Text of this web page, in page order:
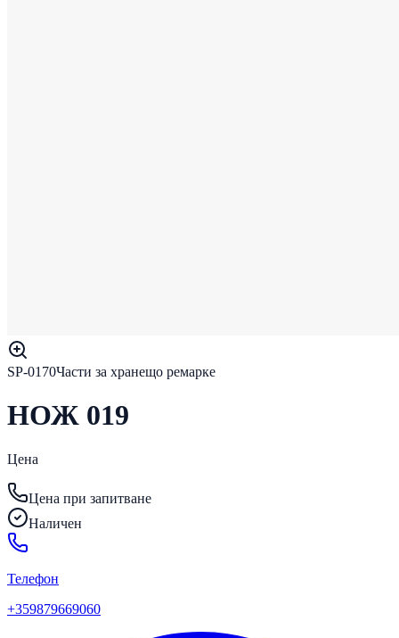
SP-0170Части за хранещо ремарке
НОЖ 019
Цена
Цена при запитване
Наличен
Телефон
+359879669060